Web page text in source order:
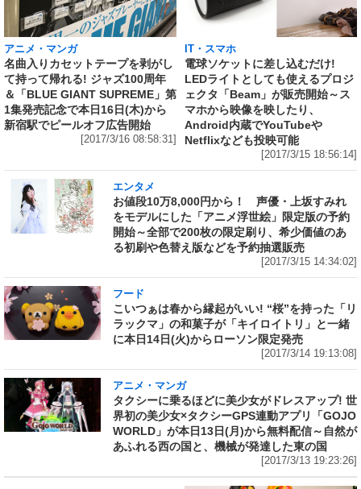
アニメ・マンガ
名曲入りカセットテープを剥がし
て持って帰れる! ジャズ100周年
＆「BLUE GIANT SUPREME」第
1集発売記念で本日16日(木)から
新宿駅でピールオフ広告開始
[2017/3/16 08:58:31]
IT・スマホ
電球ソケットに差し込むだけ!
LEDライトとしても使えるプロジ
ェクタ「Beam」が販売開始～ス
マホから映像を映したり、
Android内蔵でYouTubeや
Netflixなども投映可能
[2017/3/15 18:56:14]
エンタメ
お値段10万8,000円から！ 声優・上坂すみれ
をモデルにした「アニメ浮世絵」限定版の予約
開始～全部で200枚の限定刷り、希少価値のあ
る初刷や色替え版などを予約抽選販売
[2017/3/15 14:34:02]
フード
こいつぁは春から縁起がいい! “桜”を持った「リ
ラックマ」の和菓子が「キイロイトリ」と一緒
に本日14日(火)からローソン限定発売
[2017/3/14 19:13:08]
アニメ・マンガ
タクシーに乗るほどに美少女がドレスアップ! 世
界初の美少女×タクシーGPS連動アプリ「GOJO
WORLD」が本日13日(月)から無料配信～自然が
あふれる西の国と、機械が発達した東の国
[2017/3/13 19:23:26]